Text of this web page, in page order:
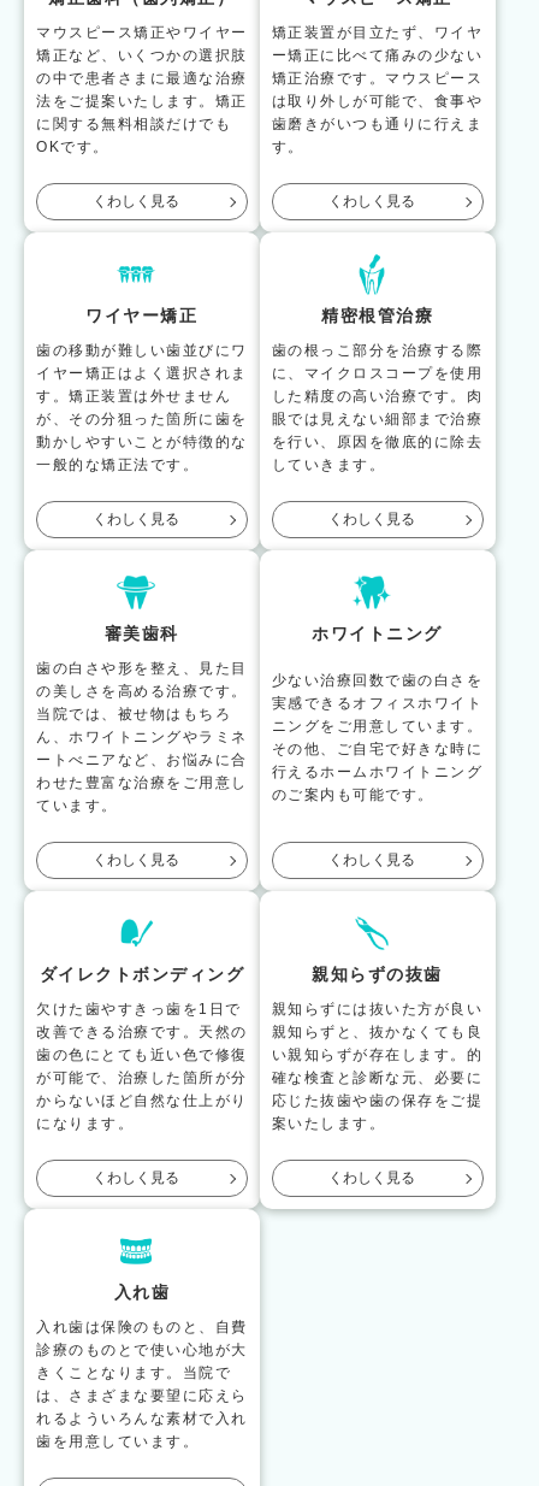
マウスピース矯正やワイヤー
矯正など、いくつかの選択肢
の中で患者さまに最適な治療
法をご提案いたします。矯正
に関する無料相談だけでも
OKです。
くわしく見る
矯正装置が目立たず、ワイヤ
ー矯正に比べて痛みの少ない
矯正治療です。マウスピース
は取り外しが可能で、食事や
歯磨きがいつも通りに行えま
す。
くわしく見る
ワイヤー矯正
歯の移動が難しい歯並びにワ
イヤー矯正はよく選択されま
す。矯正装置は外せません
が、その分狙った箇所に歯を
動かしやすいことが特徴的な
一般的な矯正法です。
くわしく見る
精密根管治療
歯の根っこ部分を治療する際
に、マイクロスコープを使用
した精度の高い治療です。肉
眼では見えない細部まで治療
を行い、原因を徹底的に除去
していきます。
くわしく見る
審美歯科
歯の白さや形を整え、見た目
の美しさを高める治療です。
当院では、被せ物はもちろ
ん、ホワイトニングやラミネ
ートべニアなど、お悩みに合
わせた豊富な治療をご用意し
ています。
くわしく見る
ホワイトニング
少ない治療回数で歯の白さを
実感できるオフィスホワイト
ニングをご用意しています。
その他、ご自宅で好きな時に
行えるホームホワイトニング
のご案内も可能です。
くわしく見る
ダイレクトボンディング
欠けた歯やすきっ歯を1日で
改善できる治療です。天然の
歯の色にとても近い色で修復
が可能で、治療した箇所が分
からないほど自然な仕上がり
になります。
くわしく見る
親知らずの抜歯
親知らずには抜いた方が良い
親知らずと、抜かなくても良
い親知らずが存在します。的
確な検査と診断な元、必要に
応じた抜歯や歯の保存をご提
案いたします。
くわしく見る
入れ歯
入れ歯は保険のものと、自費
診療のものとで使い心地が大
きくことなります。当院で
は、さまざまな要望に応えら
れるよういろんな素材で入れ
歯を用意しています。